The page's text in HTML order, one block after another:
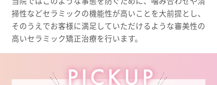
掃性などセラミックの機能性が高いことを大前提とし、
そのうえでお客様に満足していただけるような審美性の
高いセラミック矯正治療を行います。